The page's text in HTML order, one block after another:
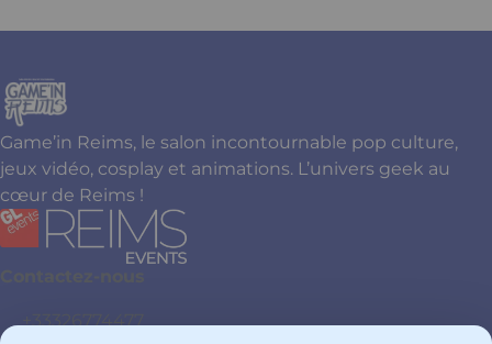
Game’in Reims, le salon incontournable pop culture,
jeux vidéo, cosplay et animations. L’univers geek au
cœur de Reims !
+33326774477